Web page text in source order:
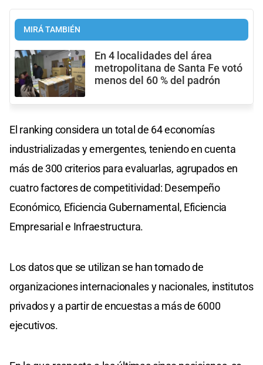
MIRÁ TAMBIÉN
En 4 localidades del área
metropolitana de Santa Fe votó
menos del 60 % del padrón
El ranking considera un total de 64 economías
industrializadas y emergentes, teniendo en cuenta
más de 300 criterios para evaluarlas, agrupados en
cuatro factores de competitividad: Desempeño
Económico, Eficiencia Gubernamental, Eficiencia
Empresarial e Infraestructura.
Los datos que se utilizan se han tomado de
organizaciones internacionales y nacionales, institutos
privados y a partir de encuestas a más de 6000
ejecutivos.